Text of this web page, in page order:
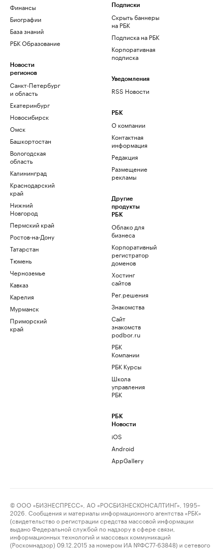
Финансы
Биографии
База знаний
РБК Образование
Новости
регионов
Санкт-Петербург
и область
Екатеринбург
Новосибирск
Омск
Башкортостан
Вологодская
область
Калининград
Краснодарский
край
Нижний
Новгород
Пермский край
Ростов-на-Дону
Татарстан
Тюмень
Черноземье
Кавказ
Карелия
Мурманск
Приморский
край
Подписки
Скрыть баннеры
на РБК
Подписка на РБК
Корпоративная
подписка
Уведомления
RSS Новости
РБК
О компании
Контактная
информация
Редакция
Размещение
рекламы
Другие
продукты
РБК
Облако для
бизнеса
Корпоративный
регистратор
доменов
Хостинг
сайтов
Рег.решения
Знакомства
Сайт
знакомств
podbor.ru
РБК
Компании
РБК Курсы
Школа
управления
РБК
РБК
Новости
iOS
Android
AppGallery
© ООО «БИЗНЕСПРЕСС», АО «РОСБИЗНЕСКОНСАЛТИНГ», 1995–
2026. Сообщения и материалы информационного агентства «РБК»
(свидетельство о регистрации средства массовой информации
выдано Федеральной службой по надзору в сфере связи,
информационных технологий и массовых коммуникаций
(Роскомнадзор) 09.12.2015 за номером ИА №ФС77-63848) и сетевого